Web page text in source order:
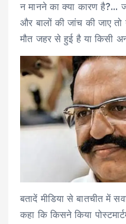
न मानने का क्या कारण है?…
और बालों की जांच की जाए तो
मौत जहर से हुई है या किसी
बतादें मीडिया से बातचीत में
कहा कि किसने किया